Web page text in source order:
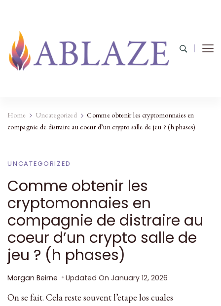
Home Uncategorized
Comme obtenir les cryptomonnaies en
compagnie de distraire au coeur d’un crypto salle de jeu ? (h phases)
UNCATEGORIZED
Comme obtenir les
cryptomonnaies en
compagnie de distraire au
coeur d’un crypto salle de
jeu ? (h phases)
Morgan Beirne Updated On January 12, 2026
On se fait. Cela reste souvent l’etape los cuales